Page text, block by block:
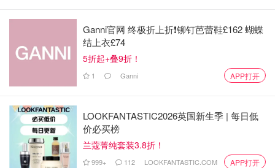
Ganni官网 终极折上折❗️铆钉芭蕾鞋£162 蝴蝶
结上衣£74
5折起+叠9折！
1 Ganni APP打开
LOOKFANTASTIC2026英国新生季 | 每日低
价必买榜
兰蔻菁纯套装3.8折！
999+ 112 LOOKFANTASTIC.COM APP打开